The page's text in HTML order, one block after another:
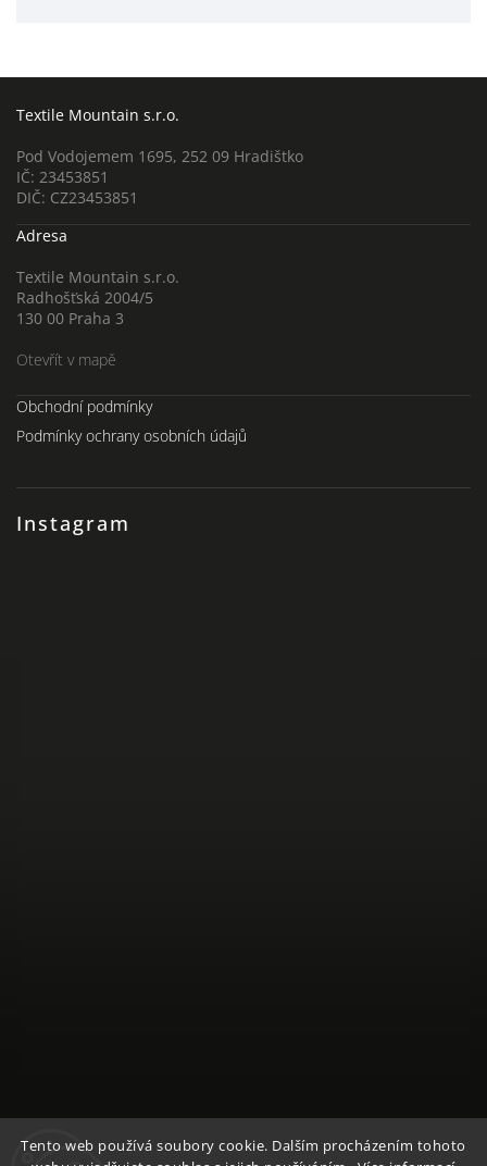
Tento web používá soubory cookie. Dalším procházením tohoto
Textile Mountain s.r.o.
Pod Vodojemem 1695, 252 09 Hradištko
IČ: 23453851
DIČ: CZ23453851
Adresa
Textile Mountain s.r.o.
Radhošťská 2004/5
130 00 Praha 3
Otevřít v mapě
Instagram
Sledovat na Instagramu
Obchodní podmínky
Podmínky ochrany osobních údajů